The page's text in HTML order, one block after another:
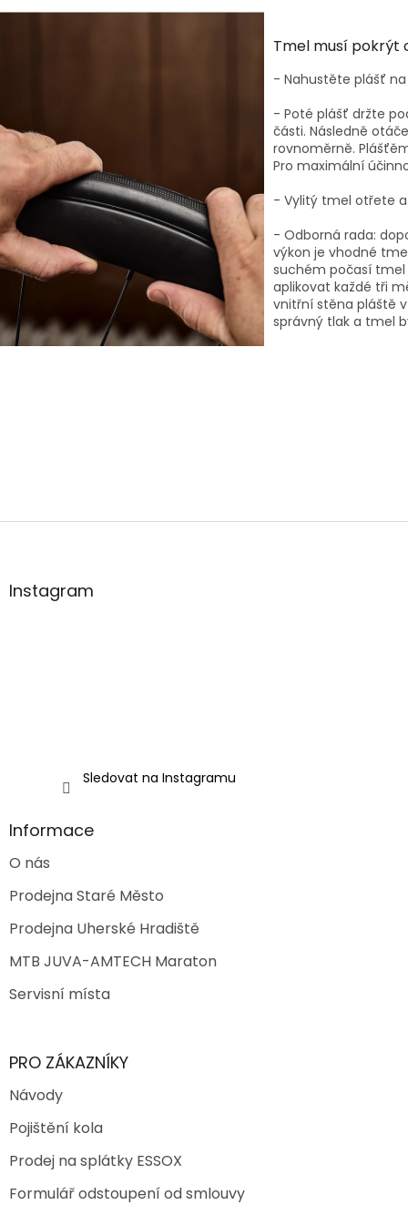
Tmel musí pokrýt
- Nahustěte plášť
- Poté plášť držte
části. Následně
rovnoměrně.
Pro maximální
- Vylitý tmel otřete
- Odborná rada:
výkon je vhodné
suchém počasí tmel
aplikovat každé tři
vnitřní stěna pláště
správný tlak a tmel
Z
aInstagram
Sledovat na Instagramu
Informace
O nás
Prodejna Staré Město
Prodejna Uherské Hradiště
MTB JUVA-AMTECH Maraton
Servisní místa
PRO ZÁKAZNÍKY
Návody
Pojištění kola
Prodej na splátky ESSOX
Formulář odstoupení od smlouvy